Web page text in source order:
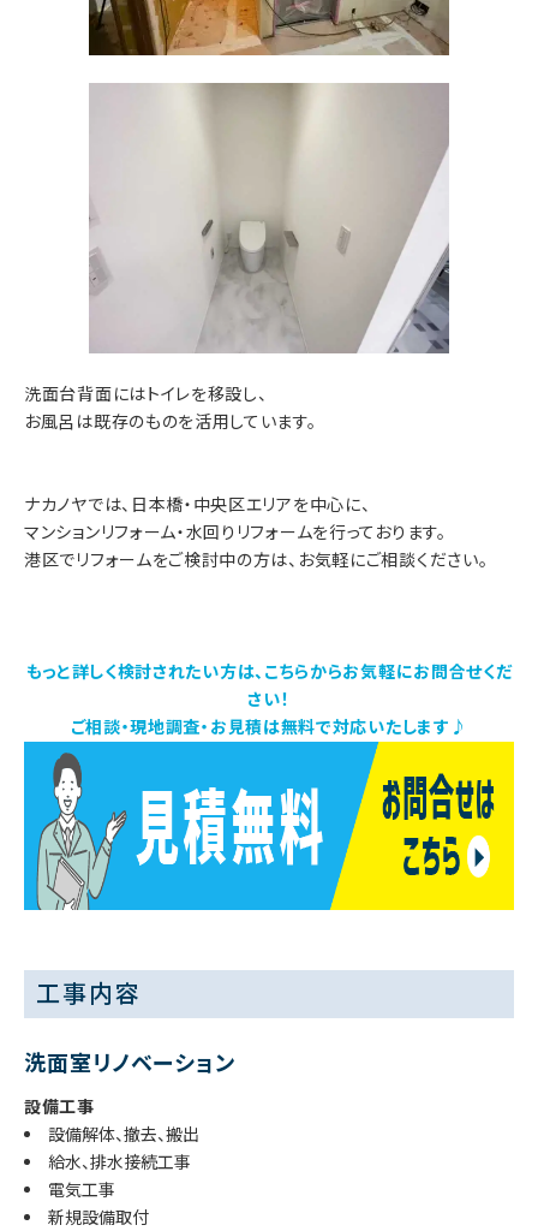
洗面台背面にはトイレを移設し、
お風呂は既存のものを活用しています。
ナカノヤでは、日本橋・中央区エリアを中心に、
マンションリフォーム・水回りリフォームを行っております。
港区でリフォームをご検討中の方は、お気軽にご相談ください。
もっと詳しく検討されたい方は、こちらからお気軽にお問合せくだ
さい！
ご相談・現地調査・お見積は無料で対応いたします♪
工事内容
洗面室リノベーション
設備工事
設備解体、撤去、搬出
給水、排水接続工事
電気工事
新規設備取付